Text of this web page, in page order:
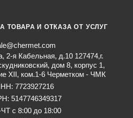
ТОВАРА И ОТКАЗА ОТ УСЛУГ
2-я Кабельная, д.10 127474,г.
дом 8, корпус 1,
XII, ком.1-6 Черметком - ЧМК
7723927216
5147746349317
с 8:00 до 18:00